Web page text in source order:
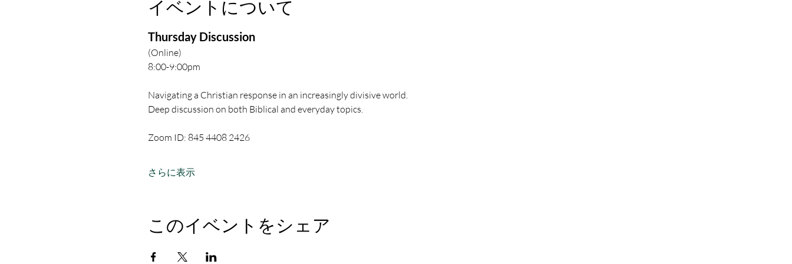
イベントについて
Thursday Discussion
(Online)
8:00-9:00pm
Navigating a Christian response in an increasingly divisive world.
Deep discussion on both Biblical and everyday topics.
Zoom ID: 845 4408 2426
さらに表示
このイベントをシェア